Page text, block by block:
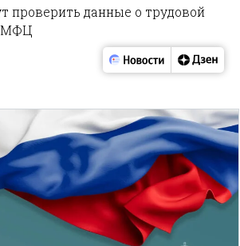
проверить данные о трудовой
МФЦ